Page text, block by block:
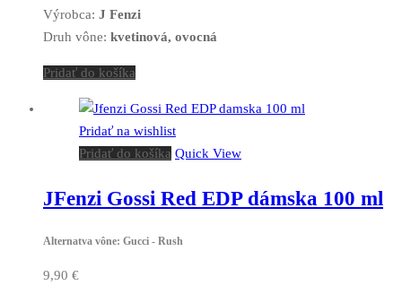
Výrobca: J Fenzi
Druh vône: kvetinová, ovocná
Pridať do košíka
Pridať na wishlist
Pridať do košíka Quick View
JFenzi Gossi Red EDP dámska 100 ml
Alternatva vône: Gucci - Rush
9,90 €